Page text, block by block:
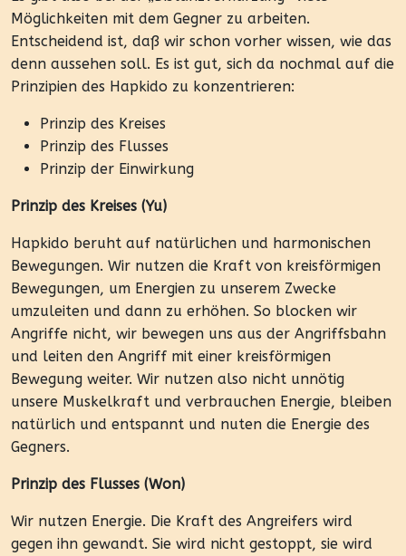
Möglichkeiten mit dem Gegner zu arbeiten.
Entscheidend ist, daß wir schon vorher wissen, wie das
denn aussehen soll. Es ist gut, sich da nochmal auf die
Prinzipien des Hapkido zu konzentrieren:
Prinzip des Kreises
Prinzip des Flusses
Prinzip der Einwirkung
Prinzip des Kreises (Yu)
Hapkido beruht auf natürlichen und harmonischen
Bewegungen. Wir nutzen die Kraft von kreisförmigen
Bewegungen, um Energien zu unserem Zwecke
umzuleiten und dann zu erhöhen. So blocken wir
Angriffe nicht, wir bewegen uns aus der Angriffsbahn
und leiten den Angriff mit einer kreisförmigen
Bewegung weiter. Wir nutzen also nicht unnötig
unsere Muskelkraft und verbrauchen Energie, bleiben
natürlich und entspannt und nuten die Energie des
Gegners.
Prinzip des Flusses (Won)
Wir nutzen Energie. Die Kraft des Angreifers wird
gegen ihn gewandt. Sie wird nicht gestoppt, sie wird